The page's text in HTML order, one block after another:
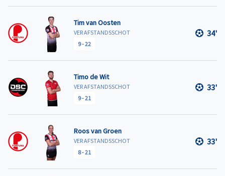
Tim van Oosten
VER AFSTANDSSCHOT
9-22
34'
Timo de Wit
VER AFSTANDSSCHOT
9-21
33'
Roos van Groen
VER AFSTANDSSCHOT
8-21
33'